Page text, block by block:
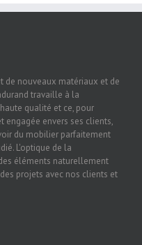
de nouveaux matériaux et de
travaille à la
qualité et ce, pour
engagée envers ses clients,
du mobilier parfaitement
L'optique de la
éléments naturellement
projets avec nos clients et